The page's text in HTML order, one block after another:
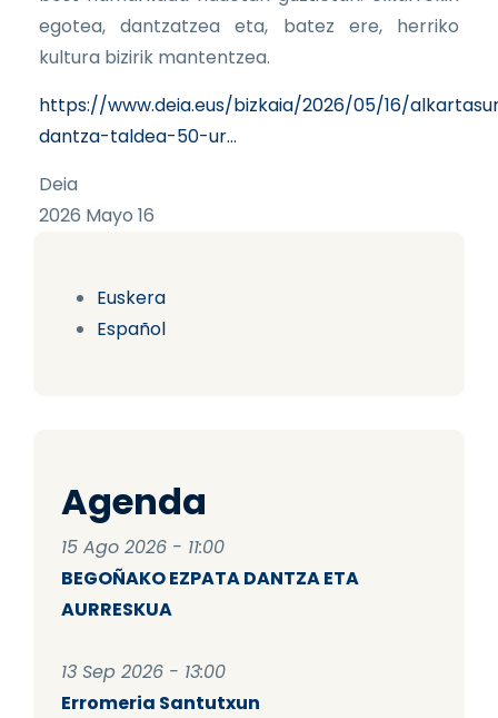
Euskera
Español
Agenda
15 Ago 2026 - 11:00
BEGOÑAKO EZPATA DANTZA ETA
AURRESKUA
13 Sep 2026 - 13:00
Erromeria Santutxun
egotea, dantzatzea eta, batez ere, herriko
kultura bizirik mantentzea.
https://www.deia.eus/bizkaia/2026/05/16/
dantza-taldea-50-ur…
Deia
2026 Mayo 16